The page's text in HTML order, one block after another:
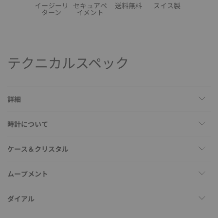
イージーリ
ターン
セキュアペ
イメント
送料無料 スイス製
テクニカルスペック
詳細
時計について
ケース＆クリスタル
ムーブメント
ダイアル